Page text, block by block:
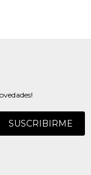
SUSCRIBIRME